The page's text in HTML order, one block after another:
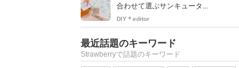
合わせて選ぶサンキュータ...
DIY＊editor
最近話題のキーワード
Strawberryで話題のキーワード